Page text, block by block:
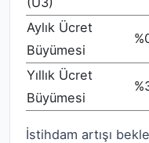
Aylık Ücret
Büyümesi
Yıllık Ücret
Büyümesi
İstihdam artışı